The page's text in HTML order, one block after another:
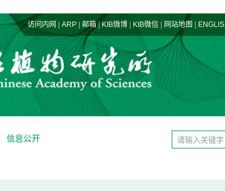
访问内网 | ARP | 邮箱|KIB微博 | KIB微信 | 网站地图 |
信息公开